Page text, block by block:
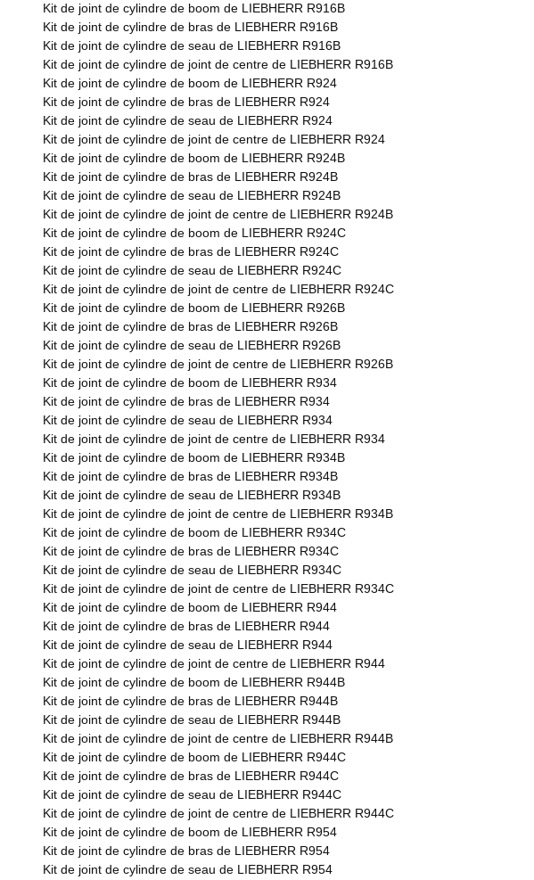
Kit de joint de cylindre de boom de LIEBHERR R916B
Kit de joint de cylindre de bras de LIEBHERR R916B
Kit de joint de cylindre de seau de LIEBHERR R916B
Kit de joint de cylindre de joint de centre de LIEBHERR R916B
Kit de joint de cylindre de boom de LIEBHERR R924
Kit de joint de cylindre de bras de LIEBHERR R924
Kit de joint de cylindre de seau de LIEBHERR R924
Kit de joint de cylindre de joint de centre de LIEBHERR R924
Kit de joint de cylindre de boom de LIEBHERR R924B
Kit de joint de cylindre de bras de LIEBHERR R924B
Kit de joint de cylindre de seau de LIEBHERR R924B
Kit de joint de cylindre de joint de centre de LIEBHERR R924B
Kit de joint de cylindre de boom de LIEBHERR R924C
Kit de joint de cylindre de bras de LIEBHERR R924C
Kit de joint de cylindre de seau de LIEBHERR R924C
Kit de joint de cylindre de joint de centre de LIEBHERR R924C
Kit de joint de cylindre de boom de LIEBHERR R926B
Kit de joint de cylindre de bras de LIEBHERR R926B
Kit de joint de cylindre de seau de LIEBHERR R926B
Kit de joint de cylindre de joint de centre de LIEBHERR R926B
Kit de joint de cylindre de boom de LIEBHERR R934
Kit de joint de cylindre de bras de LIEBHERR R934
Kit de joint de cylindre de seau de LIEBHERR R934
Kit de joint de cylindre de joint de centre de LIEBHERR R934
Kit de joint de cylindre de boom de LIEBHERR R934B
Kit de joint de cylindre de bras de LIEBHERR R934B
Kit de joint de cylindre de seau de LIEBHERR R934B
Kit de joint de cylindre de joint de centre de LIEBHERR R934B
Kit de joint de cylindre de boom de LIEBHERR R934C
Kit de joint de cylindre de bras de LIEBHERR R934C
Kit de joint de cylindre de seau de LIEBHERR R934C
Kit de joint de cylindre de joint de centre de LIEBHERR R934C
Kit de joint de cylindre de boom de LIEBHERR R944
Kit de joint de cylindre de bras de LIEBHERR R944
Kit de joint de cylindre de seau de LIEBHERR R944
Kit de joint de cylindre de joint de centre de LIEBHERR R944
Kit de joint de cylindre de boom de LIEBHERR R944B
Kit de joint de cylindre de bras de LIEBHERR R944B
Kit de joint de cylindre de seau de LIEBHERR R944B
Kit de joint de cylindre de joint de centre de LIEBHERR R944B
Kit de joint de cylindre de boom de LIEBHERR R944C
Kit de joint de cylindre de bras de LIEBHERR R944C
Kit de joint de cylindre de seau de LIEBHERR R944C
Kit de joint de cylindre de joint de centre de LIEBHERR R944C
Kit de joint de cylindre de boom de LIEBHERR R954
Kit de joint de cylindre de bras de LIEBHERR R954
Kit de joint de cylindre de seau de LIEBHERR R954